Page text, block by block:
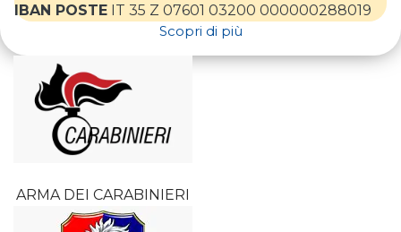
IBAN POSTE IT 35 Z 07601 03200 000000288019
Scopri di più
ARMA DEI CARABINIERI